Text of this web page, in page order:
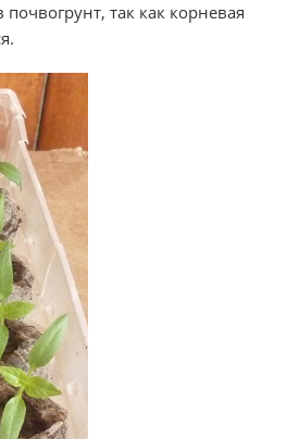
так как корневая